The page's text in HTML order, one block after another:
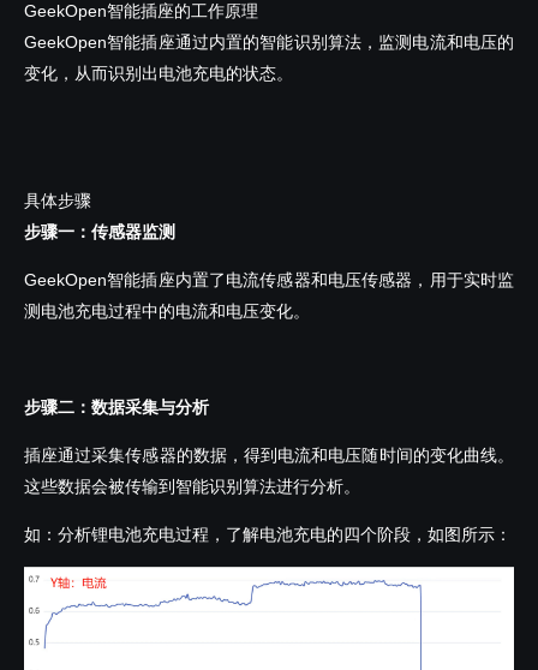
GeekOpen智能插座的工作原理
GeekOpen智能插座通过内置的智能识别算法，监测电流和电压的
变化，从而识别出电池充电的状态。
具体步骤
步骤一：传感器监测
GeekOpen智能插座内置了电流传感器和电压传感器，用于实时监
测电池充电过程中的电流和电压变化。
步骤二：数据采集与分析
插座通过采集传感器的数据，得到电流和电压随时间的变化曲线。
这些数据会被传输到智能识别算法进行分析。
如：分析锂电池充电过程，了解电池充电的四个阶段，如图所示：